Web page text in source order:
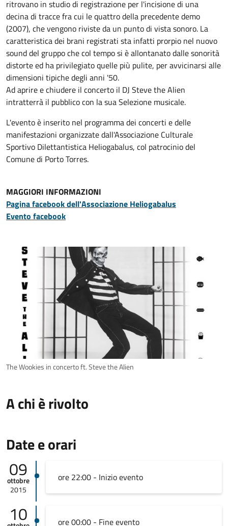
ritrovano in studio di registrazione per l'incisione di una
decina di tracce fra cui le quattro della precedente demo
(2007), che vengono riviste da un punto di vista sonoro. La
caratteristica dei brani registrati sta infatti prorpio nel nuovo
sound del gruppo che col tempo si è allontanato dalle sonorità
distorte ed ha privilegiato quelle più pulite, per avvicinarsi alle
dimensioni tipiche degli anni '50.
Ad aprire e chiudere il concerto il DJ Steve the Alien
intratterrà il pubblico con la sua Selezione musicale.
L'evento è inserito nel programma dei concerti e delle
manifestazioni organizzate dall'Associazione Culturale
Sportivo Dilettantistica Heliogabalus, col patrocinio del
Comune di Porto Torres.
MAGGIORI INFORMAZIONI
Pagina facebook dell'Associazione Heliogabalus
Evento facebook
The Wookies in concerto ft. Steve the Alien
A chi è rivolto
Date e orari
09
ottobre
2015
ore 22:00 - Inizio evento
10 ore 00:00 - Fine evento